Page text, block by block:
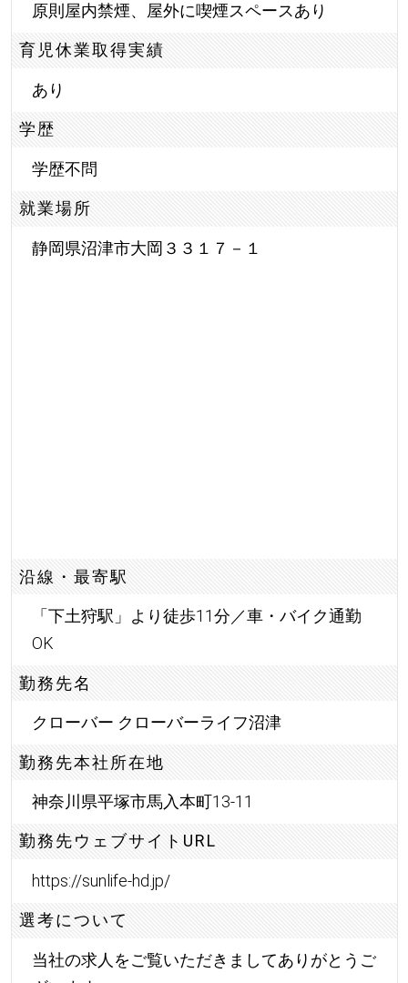
原則屋内禁煙、屋外に喫煙スペースあり
育児休業取得実績
あり
学歴
学歴不問
就業場所
静岡県沼津市大岡３３１７－１
沿線・最寄駅
「下土狩駅」より徒歩11分／車・バイク通勤
OK
勤務先名
クローバー クローバーライフ沼津
勤務先本社所在地
神奈川県平塚市馬入本町13-11
勤務先ウェブサイトURL
https://sunlife-hd.jp/
選考について
当社の求人をご覧いただきましてありがとうご